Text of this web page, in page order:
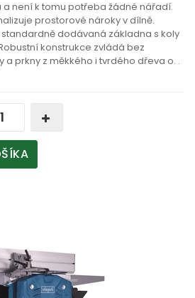
není k tomu potřeba žádné nářadí.
prostorové nároky v dílně.
dodávaná základna s koly
konstrukce zvládá bez
a prkny z měkkého i tvrdého dřeva o. .